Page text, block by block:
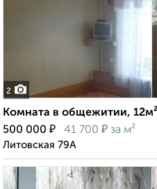
2
Комната в общежитии,
500 000 ₽ 41 700 ₽ за м²
Литовская 79А